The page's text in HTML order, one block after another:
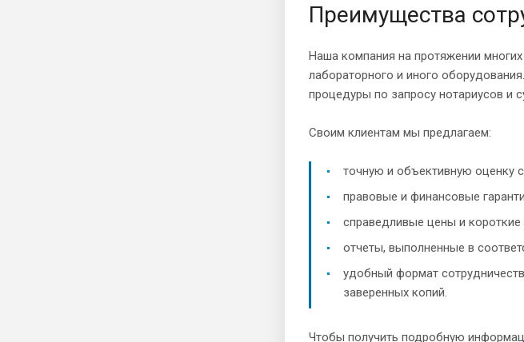
Преимущества
Наша компания на протяжении многих
лабораторного и иного
процедуры по запросу нотариусов и
Своим клиентам мы предлагаем:
точную и объективную оценку
правовые и финансовые
справедливые цены и
отчеты, выполненные в
удобный формат
заверенных копий.
Чтобы получить подробную